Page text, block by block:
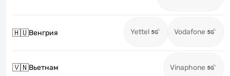
🇭🇺Венгрия Yettel Vodafone
🇻🇳Вьетнам Vinaphone